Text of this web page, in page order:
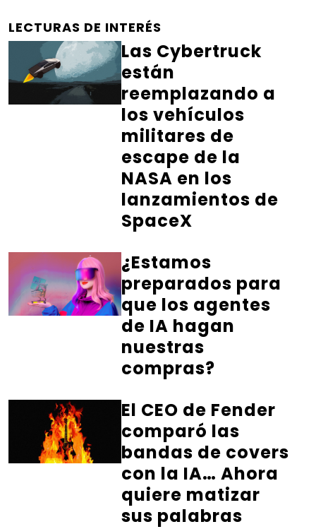
LECTURAS DE INTERÉS
Las Cybertruck
están
reemplazando a
los vehículos
militares de
escape de la
NASA en los
lanzamientos de
SpaceX
¿Estamos
preparados para
que los agentes
de IA hagan
nuestras
compras?
El CEO de Fender
comparó las
bandas de covers
con la IA… Ahora
quiere matizar
sus palabras